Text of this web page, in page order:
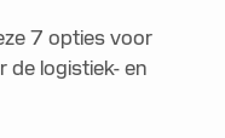
7 opties voor
de logistiek- en